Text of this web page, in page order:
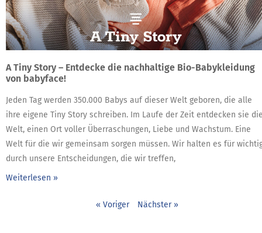
A Tiny Story – Entdecke die nachhaltige Bio-Babykleidung
von babyface!
Jeden Tag werden 350.000 Babys auf dieser Welt geboren, die alle
ihre eigene Tiny Story schreiben. Im Laufe der Zeit entdecken sie
Welt, einen Ort voller Überraschungen, Liebe und Wachstum. Eine
Welt für die wir gemeinsam sorgen müssen. Wir halten es für
durch unsere Entscheidungen, die wir treffen,
Weiterlesen »
« Voriger Nächster »